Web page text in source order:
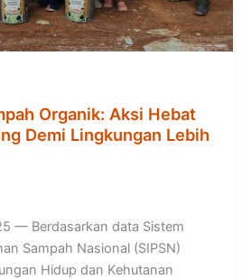
Organik: Aksi Hebat
Demi Lingkungan Lebih
— Berdasarkan data Sistem
Sampah Nasional (SIPSN)
Hidup dan Kehutanan